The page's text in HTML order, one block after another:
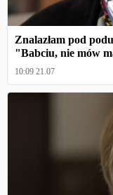
Znalazłam pod
"Babciu, nie mów
10:09 21.07